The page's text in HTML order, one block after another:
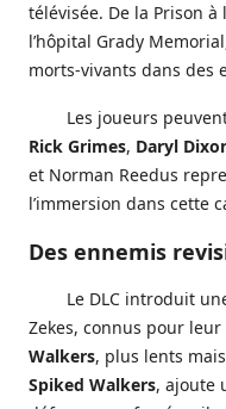
télévisée. De la Prison à
l’hôpital Grady
morts-vivants dans des
Les joueurs
Rick Grimes, Daryl
et Norman Reedus
l’immersion dans cette
Des ennemis
Le DLC introduit
Zekes, connus pour
Walkers, plus lents
Spiked Walkers, ajoute